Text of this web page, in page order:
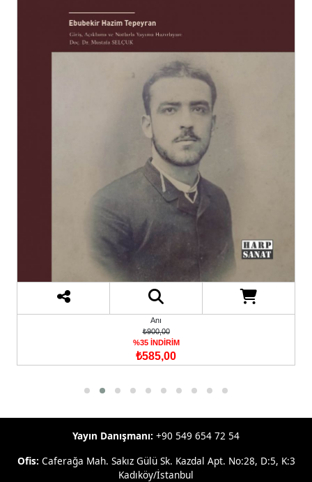
Anı
₺900,00
%35 İNDİRİM
₺585,00
Yayın Danışmanı: +90 549 654 72 54
Ofis: Caferağa Mah. Sakız Gülü Sk. Kazdal Apt. No:28, D:5, K:3
Kadıköy/İstanbul